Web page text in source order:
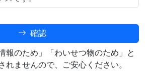
確認
報のため」「わいせつ物のため」と
れませんので、ご安心ください。